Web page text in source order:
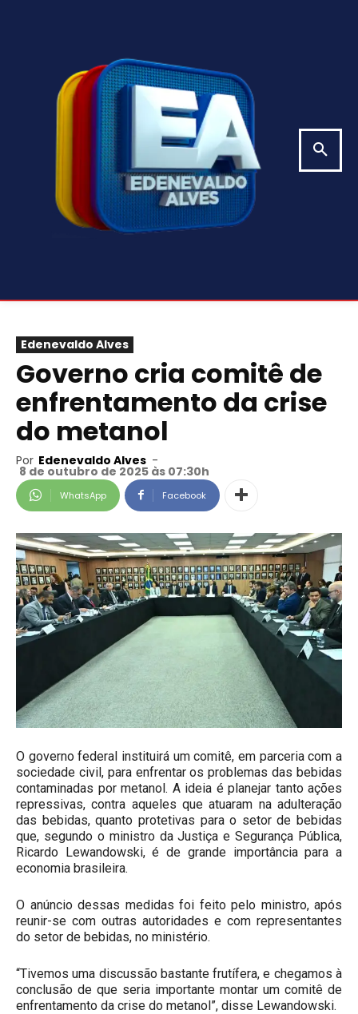
Edenevaldo Alves
Governo cria comitê de
enfrentamento da crise
do metanol
Por Edenevaldo Alves -
8 de outubro de 2025 às 07:30h
WhatsApp Facebook
O governo federal instituirá um comitê, em parceria com a
sociedade civil, para enfrentar os problemas das bebidas
contaminadas por metanol. A ideia é planejar tanto ações
repressivas, contra aqueles que atuaram na adulteração
das bebidas, quanto protetivas para o setor de bebidas
que, segundo o ministro da Justiça e Segurança Pública,
Ricardo Lewandowski, é de grande importância para a
economia brasileira.
O anúncio dessas medidas foi feito pelo ministro, após
reunir-se com outras autoridades e com representantes
do setor de bebidas, no ministério.
“Tivemos uma discussão bastante frutífera, e chegamos à
conclusão de que seria importante montar um comitê de
enfrentamento da crise do metanol”, disse Lewandowski.